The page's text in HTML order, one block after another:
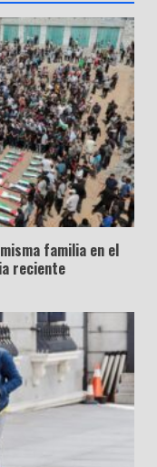
familia en el
reciente